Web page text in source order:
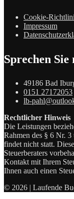
Cookie-
Impressum
Sprechen
49186 Bad
0151 27172053
lb-
Rechtlicher Hinweis
Die Leistungen
Rahmen des § 6 Nr.
findet nicht statt.
Steuerberaters
Kontakt mit Ihrem
Ihnen auch einen
© 2026 | Laufende